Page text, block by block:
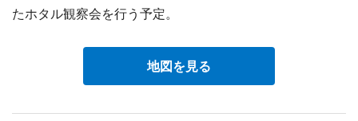
たホタル観察会を行う予定。
地図を見る